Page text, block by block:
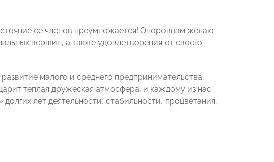
ее членов преумножается! Опоровцам желаю
вершин, а также удовлетворения от своего
малого и среднего предпринимательства,
теплая дружеская атмосфера, и каждому из нас
лет деятельности, стабильности, процветания,